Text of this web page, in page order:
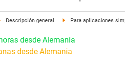
Descripción general Para aplicaciones
desde Alemania
desde Alemania